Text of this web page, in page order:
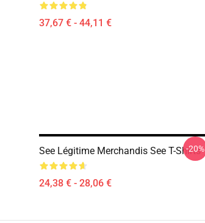
37,67 € - 44,11 €
See Légitime Merchandis See T-Shirts
24,38 € - 28,06 €
-20%